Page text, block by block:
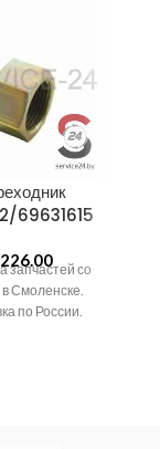
69631615
226.00
запчастей со
в Смоленске.
по России.